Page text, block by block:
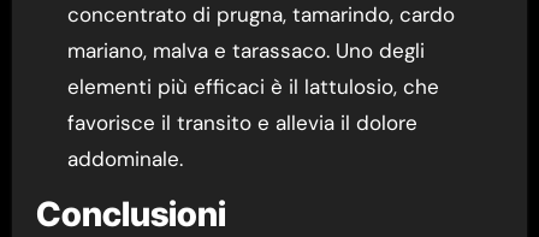
concentrato di prugna, tamarindo, cardo
mariano, malva e tarassaco. Uno degli
elementi più efficaci è il lattulosio, che
favorisce il transito e allevia il dolore
addominale.
Conclusioni